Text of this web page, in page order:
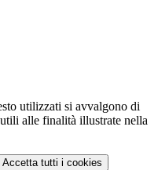
utilizzati si avvalgono di
alle finalità illustrate nella
Accetta tutti i cookies